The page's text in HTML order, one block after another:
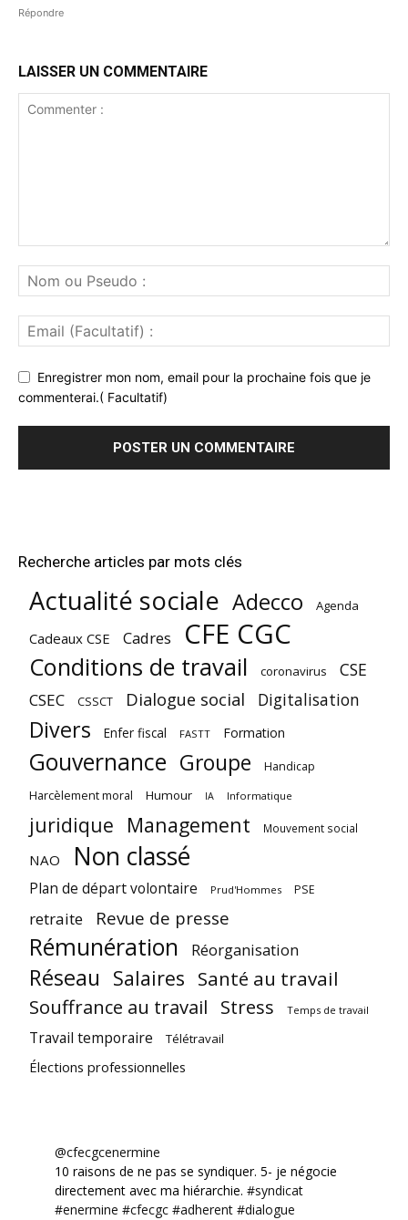
Répondre
LAISSER UN COMMENTAIRE
Enregistrer mon nom, email pour la prochaine fois que je
commenterai.( Facultatif)
Recherche articles par mots clés
Actualité sociale Adecco Agenda
Cadeaux CSE Cadres CFE CGC
Conditions de travail coronavirus CSE
CSEC CSSCT Dialogue social Digitalisation
Divers Enfer fiscal FASTT Formation
Gouvernance Groupe Handicap
Harcèlement moral Humour IA Informatique
juridique Management Mouvement social
NAO Non classé
Plan de départ volontaire Prud'Hommes PSE
retraite Revue de presse
Rémunération Réorganisation
Réseau Salaires Santé au travail
Souffrance au travail Stress Temps de travail
Travail temporaire Télétravail
Élections professionnelles
@cfecgcenermine
10 raisons de ne pas se syndiquer. 5- je négocie
directement avec ma hiérarchie. #syndicat
#enermine #cfecgc #adherent #dialogue